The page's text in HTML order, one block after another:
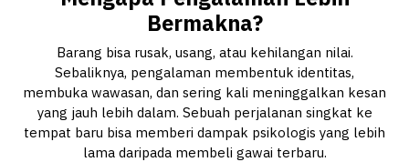
Bermakna?
Barang bisa rusak, usang, atau kehilangan nilai.
Sebaliknya, pengalaman membentuk identitas,
membuka wawasan, dan sering kali meninggalkan kesan
yang jauh lebih dalam. Sebuah perjalanan singkat ke
tempat baru bisa memberi dampak psikologis yang lebih
lama daripada membeli gawai terbaru.